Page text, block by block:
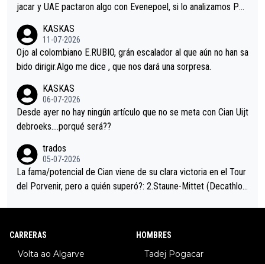
jacar y UAE pactaron algo con Evenepoel, si lo analizamos Poj
i sin pedalear, luego está el saludo con Evenepoel dándose la
mano de una manera muy fraternal, más allá de los típicos toqu
es en el hombro con que saludaba a Vingegard. Ahí hubo una in
eta, a ver si por querer poner a Del Toro con calzador en posi
ción de podio UAE y Pojacar se van complicar el tour.
KASKAS
11-07-2026
Ojo al colombiano E.RUBIO, grán escalador al que aún no han sa
bido dirigir.Algo me dice , que nos dará una sorpresa.
KASKAS
06-07-2026
Desde ayer no hay ningún artículo que no se meta con Cian Uijt
debroeks….porqué será??
trados
05-07-2026
La fama/potencial de Cian viene de su clara victoria en el Tour
del Porvenir, pero a quién superó?: 2.Staune-Mittet (Decathlon,
CARRERAS
Volta ao Algarve
HOMBRES
Tadej Pogacar